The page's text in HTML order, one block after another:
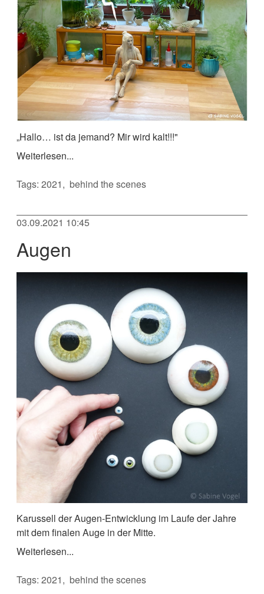
„Hallo… ist da jemand? Mir wird kalt!!!"
Weiterlesen...
Tags:2021 behind the scenes
03.09.2021 10:45
Augen
Karussell der Augen-Entwicklung im Laufe der Jahre
mit dem finalen Auge in der Mitte.
Weiterlesen...
Tags:2021 behind the scenes